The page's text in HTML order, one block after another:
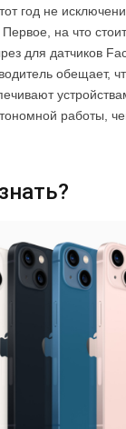
год не
на что
для датчиков
обещает,
работы,